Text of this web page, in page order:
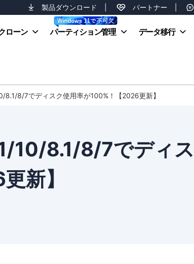
製品ダウンロード パートナー
ローン パーティション管理 データ移行
8.1/8/7でディスク使用率が100%！【2026更新】
10/8.1/8/7でディ
新】